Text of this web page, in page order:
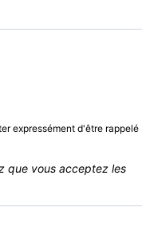
expressément d'être rappelé
que vous acceptez les